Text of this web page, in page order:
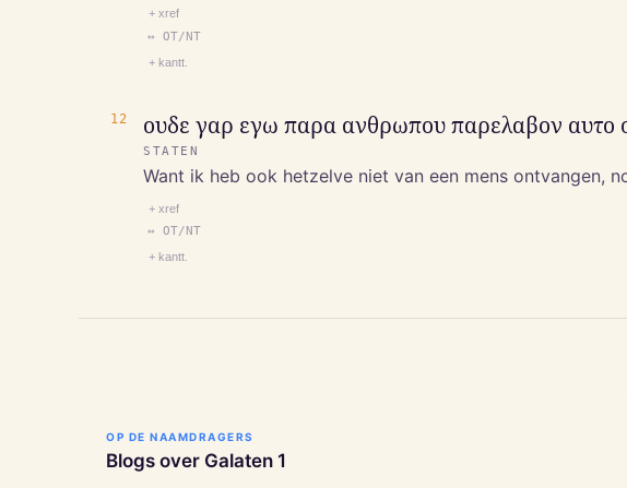
+ xref
↔ OT/NT
+ kantt.
12 ουδε γαρ εγω παρα ανθρωπου παρελαβον αυτο
STATEN
Want ik heb ook hetzelve niet van een mens ontvangen,
+ xref
↔ OT/NT
+ kantt.
OP DE NAAMDRAGERS
Blogs over Galaten 1